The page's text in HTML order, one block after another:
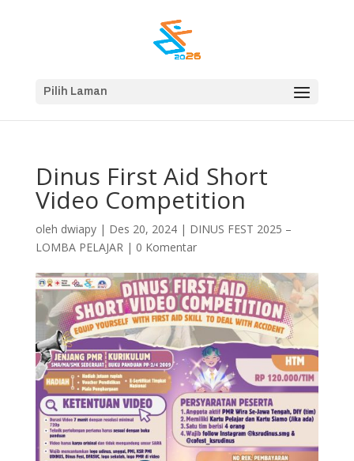
Pilih Laman
Dinus First Aid Short
Video Competition
oleh dwiapy| Des 20, 2024| DINUS FEST 2025 –
LOMBA PELAJAR| 0 Komentar